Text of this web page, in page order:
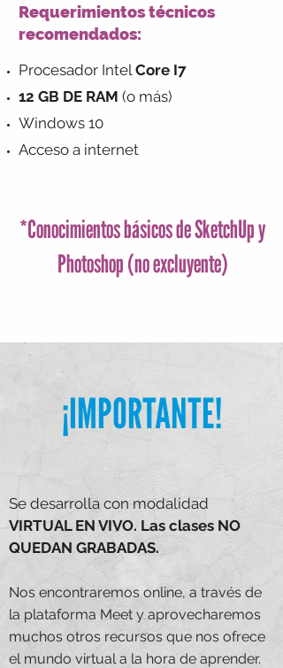
Requerimientos técnicos
recomendados:
Procesador IntelCore I7
12 GB DE RAM (o más)
Windows 10
Acceso a internet
*Conocimientos básicos de SketchUp y
Photoshop (no excluyente)
¡IMPORTANTE!
Se desarrolla con modalidad
VIRTUAL EN VIVO. Las clases NO
QUEDAN GRABADAS.
Nos encontraremos online, a través de
la plataforma Meet y aprovecharemos
muchos otros recursos que nos ofrece
el mundo virtual a la hora de aprender.